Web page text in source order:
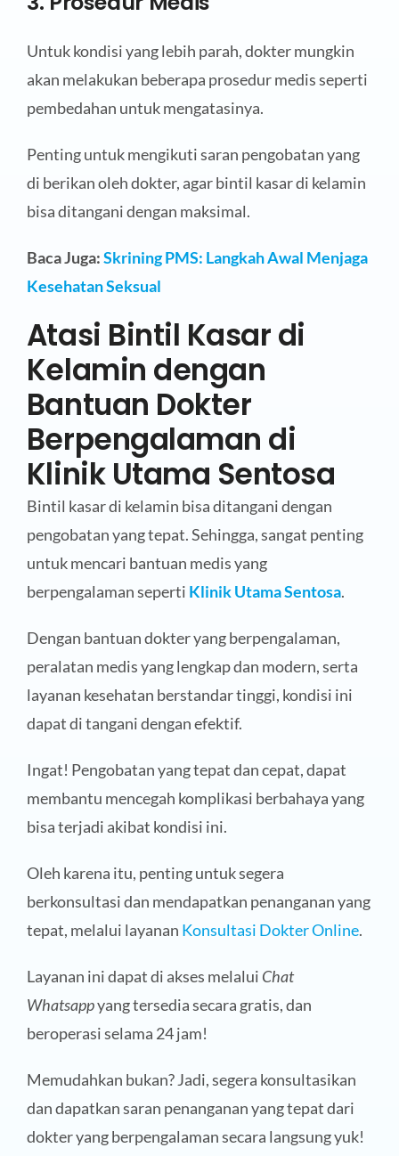
Untuk kondisi yang lebih parah, dokter mungkin
akan melakukan beberapa prosedur medis seperti
pembedahan untuk mengatasinya.
Penting untuk mengikuti saran pengobatan yang
di berikan oleh dokter, agar bintil kasar di kelamin
bisa ditangani dengan maksimal.
Baca Juga:Skrining PMS: Langkah Awal Menjaga
Kesehatan Seksual
Atasi Bintil Kasar di
Kelamin dengan
Bantuan Dokter
Berpengalaman di
Klinik Utama Sentosa
Bintil kasar di kelamin bisa ditangani dengan
pengobatan yang tepat. Sehingga, sangat penting
untuk mencari bantuan medis yang
berpengalaman seperti Klinik Utama Sentosa.
Dengan bantuan dokter yang berpengalaman,
peralatan medis yang lengkap dan modern, serta
layanan kesehatan berstandar tinggi, kondisi ini
dapat di tangani dengan efektif.
Ingat! Pengobatan yang tepat dan cepat, dapat
membantu mencegah komplikasi berbahaya yang
bisa terjadi akibat kondisi ini.
Oleh karena itu, penting untuk segera
berkonsultasi dan mendapatkan penanganan yang
tepat, melalui layanan Konsultasi Dokter Online.
Layanan ini dapat di akses melalui Chat
Whatsappyang tersedia secara gratis, dan
beroperasi selama 24 jam!
Memudahkan bukan? Jadi, segera konsultasikan
dan dapatkan saran penanganan yang tepat dari
dokter yang berpengalaman secara langsung yuk!